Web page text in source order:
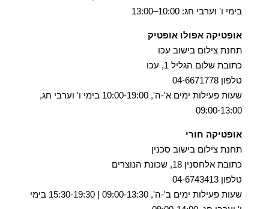
בימי ו' וערבי חג: 10:00–13:00
אופטיקה אפולו אופטיק
תחנת צילום בישוב עכו
כתובת שלום הגליל 1, עכו
טלפון 04-6671778
שעות פעילות ימים א'-ה', 10:00-19:00 בימי ו' וערבי חג,
09:00-13:00
אופטיקה חורי
תחנת צילום בישוב סכנין
כתובת אלחסנין 18, שכונת הנוצרים
טלפון 04-6743413
שעות פעילות ימים ב'-ה', 09:00-13:30 | 15:30-19:30 בימי